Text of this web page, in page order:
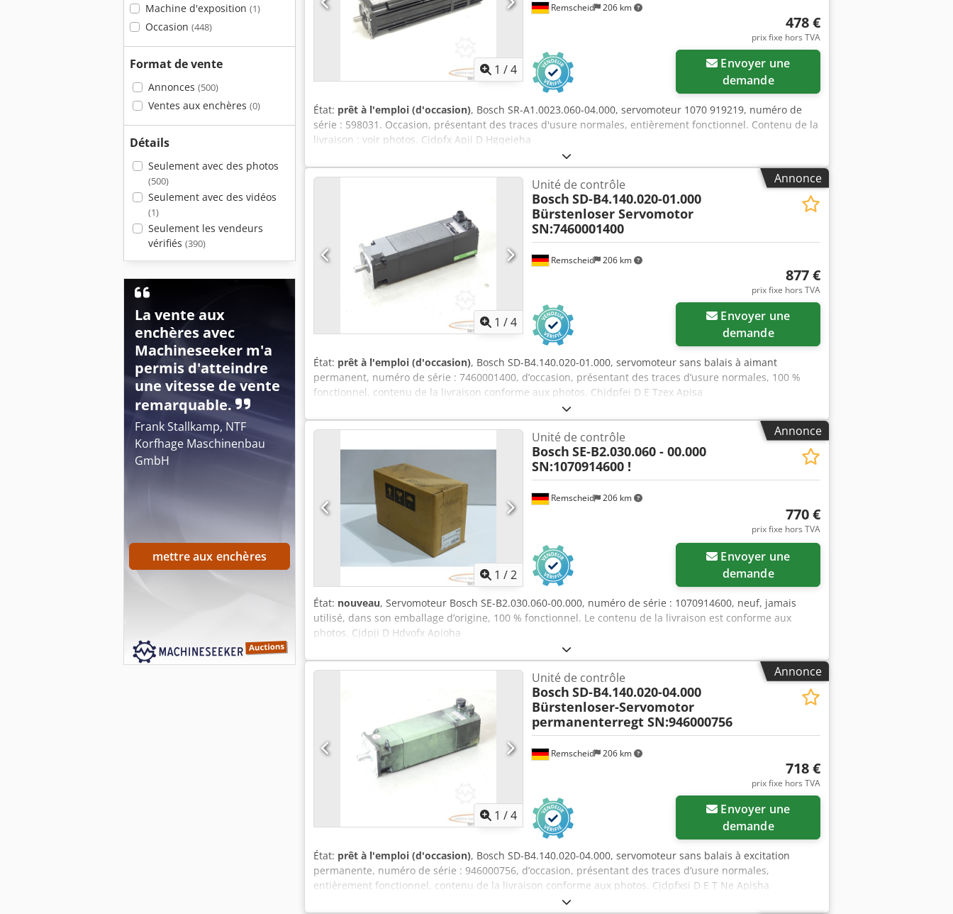
Machine d'exposition (1)
Occasion (448)
Format de vente
Annonces (500)
Ventes aux enchères (0)
Détails
Seulement avec des photos
(500)
Seulement avec des vidéos
(1)
Seulement les vendeurs
vérifiés (390)
La vente aux
enchères avec
Machineseeker m'a
permis d'atteindre
une vitesse de vente
remarquable.
Frank Stallkamp, NTF
Korfhage Maschinenbau
GmbH
mettre aux enchères
1 /4
Remscheid 206 km
478 €
prix fixe hors TVA
demande
État: prêt à l'emploi (d'occasion), Bosch SR-A1.0023.060-04.000, servomoteur 1070 919219, numéro de
série : 598031. Occasion, présentant des traces d'usure normales, entièrement fonctionnel. Contenu de la
livraison : voir photos. Cjdpfx Apji D Hgqeieha
Annonce
1 /4
Remscheid 206 km
Unité de contrôle
Bosch SD-B4.140.020-01.000
Bürstenloser Servomotor
SN:7460001400
877 €
prix fixe hors TVA
demande
État: prêt à l'emploi (d'occasion), Bosch SD-B4.140.020-01.000, servomoteur sans balais à aimant
permanent, numéro de série : 7460001400, d’occasion, présentant des traces d’usure normales, 100 %
fonctionnel, contenu de la livraison conforme aux photos. Chjdpfei D E Tzex Apisa
Annonce
Demander plus
1 /2
Remscheid 206 km
Unité de contrôle
Bosch SE-B2.030.060 - 00.000
SN:1070914600 !
770 €
prix fixe hors TVA
demande
État: nouveau, Servomoteur Bosch SE-B2.030.060-00.000, numéro de série : 1070914600, neuf, jamais
utilisé, dans son emballage d’origine, 100 % fonctionnel. Le contenu de la livraison est conforme aux
photos. Cjdpji D Hdvofx Apioha
Annonce
1 /4
Remscheid 206 km
Unité de contrôle
Bosch SD-B4.140.020-04.000
Bürstenloser-Servomotor
permanenterregt SN:946000756
718 €
prix fixe hors TVA
demande
État: prêt à l'emploi (d'occasion), Bosch SD-B4.140.020-04.000, servomoteur sans balais à excitation
permanente, numéro de série : 946000756, d’occasion, présentant des traces d’usure normales,
entièrement fonctionnel, contenu de la livraison conforme aux photos. Cjdpfxsi D E T Ne Apisha